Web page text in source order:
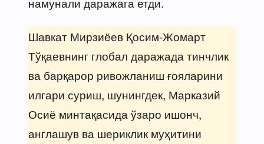
Шавкат Мирзиёев Қосим-Жомарт
Тўқаевнинг глобал даражада тинчлик
ва барқарор ривожланиш ғояларини
илгари суриш, шунингдек, Марказий
Осиё минтақасида ўзаро ишонч,
англашув ва шериклик муҳитини